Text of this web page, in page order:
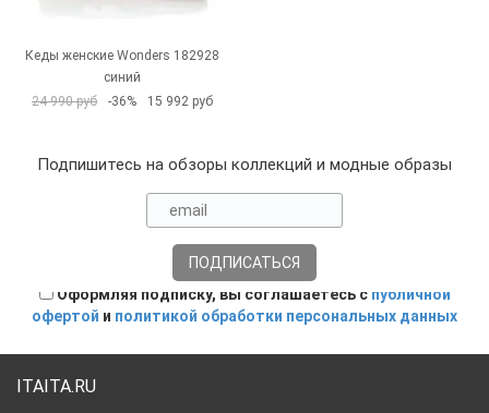
Кеды женские Wonders 182928
синий
24 990 руб
-36% 15 992 руб
Подпишитесь на обзоры коллекций и модные образы
Оформляя подписку, вы соглашаетесь с публичной
офертой и политикой обработки персональных данных
ITAITA.RU